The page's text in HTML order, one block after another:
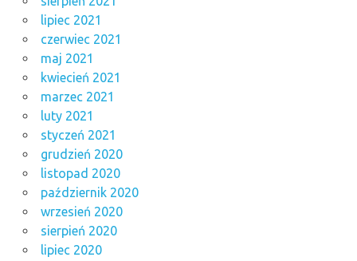
lipiec 2021
czerwiec 2021
maj 2021
kwiecień 2021
marzec 2021
luty 2021
styczeń 2021
grudzień 2020
listopad 2020
październik 2020
wrzesień 2020
sierpień 2020
lipiec 2020